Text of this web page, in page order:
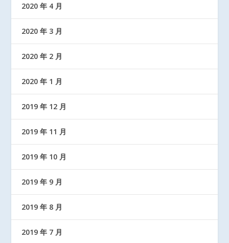
2020 年 4 月
2020 年 3 月
2020 年 2 月
2020 年 1 月
2019 年 12 月
2019 年 11 月
2019 年 10 月
2019 年 9 月
2019 年 8 月
2019 年 7 月